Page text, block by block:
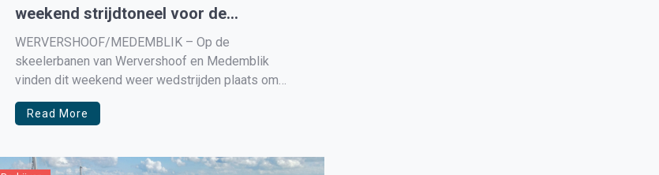
weekend strijdtoneel voor de
inlineskaters
WERVERSHOOF/MEDEMBLIK – Op de
skeelerbanen van Wervershoof en Medemblik
vinden dit weekend weer wedstrijden plaats om
de KNSB cups. Vanavond start in Wervershoof de
500 meter met o.a. Iris Tiben uit Medemblik en
gebroeders Kay en Rick Schipper, Thomas van
Read More